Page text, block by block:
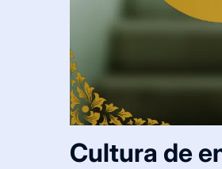
Cultura de